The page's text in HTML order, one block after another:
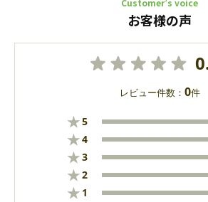
Customer’s voice
お客様の声
レビュー件数： 0件
★5
★4
★3
★2
★ 1